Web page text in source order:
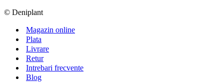
© Deniplant
Magazin online
Plata
Livrare
Retur
Intrebari frecvente
Blog